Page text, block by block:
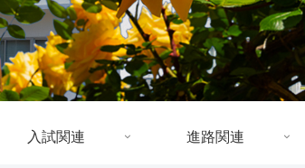
入試関連 進路関連